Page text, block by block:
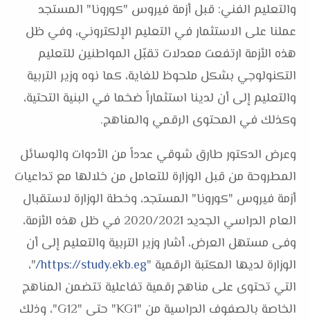
والتعليم الفني: قبل أزمة فيروس "كورونا" المستجد
عملنا على الاستثمار في التعليم الإلكتروني، وفي ظل
هذه الأزمة ارتفعت معدلات تقبّل المواطنين للتعليم
التكنولوجي بشكل ملحوظ للغاية، كما نوه وزير التربية
والتعليم إلى أن لدينا استثماراً ضخما في البنية التحتية،
وكذلك في المحتوى الرقمي والمناهج.
وعرض الدكتور طارق شوقي عدداً من الأدوات والوسائل
المطروحة من قبل الوزارة للتعامل من خلالها مع تداعيات
أزمة فيروس "كورونا" المستجد، وخطة الوزارة لاستقبال
العام الدراسي الجديد 2020/2021 في ظل هذه الأزمة،
وفى مستهل العرض، أشار وزير التربية والتعليم إلى أن
الوزارة لديها المكتبة الرقمية "https://study.ekb.eg/ "،
التي تحتوى على مناهج رقمية تفاعلية تتضمن المناهج
الخاصة بالصفوف الدراسية من "KG1" حتى "G12"، وذلك